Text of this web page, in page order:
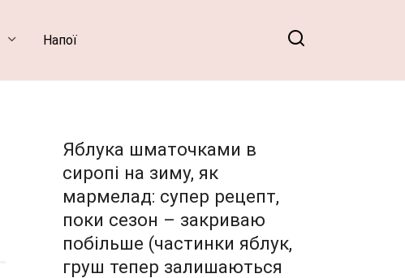
Напої
Яблука шматочками в
сиропі на зиму, як
мармелад: супер рецепт,
поки сезон – закриваю
побільше (частинки яблук,
груш тепер залишаються